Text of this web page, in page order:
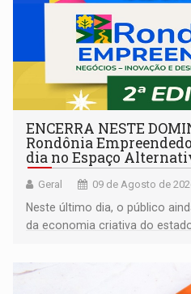
ENCERRA NESTE
Rondônia
dia no Espaço
Geral 09 de Agosto de
Neste último dia, o público
da economia criativa do